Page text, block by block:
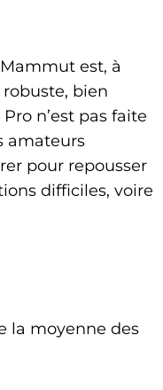
est, à
bien
n’est pas faite
amateurs
pour repousser
difficiles, voire
la moyenne des